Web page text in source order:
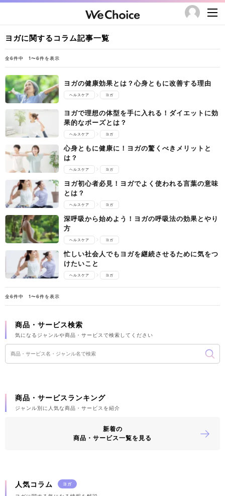
ヨガに関するコラム記事一覧
全6件中 1〜6件を表示
ヨガの健康効果とは？心身ともに改善する理由
ヘルスケア ヨガ
ヨガで理想の体型を手に入れる！ダイエットに効
果的なポーズとは？
ヘルスケア ヨガ
心身ともに健康に！ヨガの驚くべきメリットと
は？
ヘルスケア ヨガ
ヨガ初心者必見！ヨガでよく使われる言葉の意味
とは？
ヘルスケア ヨガ
深呼吸から始めよう！ヨガの呼吸法の効果とやり
方
ヘルスケア ヨガ
忙しい社会人でもヨガを継続させるために気をつ
けたいこと
ヘルスケア ヨガ
全6件中 1〜6件を表示
商品・サービス検索
気になるジャンルや商品・サービスで検索してください
商品・サービスランキング
ジャンル別に人気な商品・サービスを紹介
新着の
商品・サービス一覧を見る
人気コラム ヨガ